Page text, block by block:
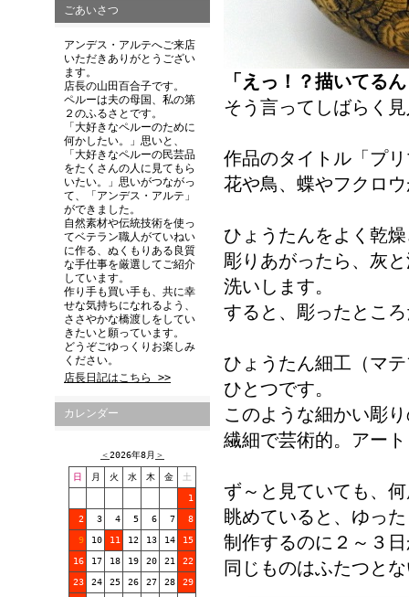
ごあいさつ
アンデス・アルテへご来店
いただきありがとうござい
ます。
店長の山田百合子です。
ペルーは夫の母国、私の第
２のふるさとです。
「大好きなペルーのために
何かしたい。」思いと、
「大好きなペルーの民芸品
をたくさんの人に見てもら
いたい。」思いがつながっ
て、「アンデス・アルテ」
ができました。
自然素材や伝統技術を使っ
てベテラン職人がていねい
に作る、ぬくもりある良質
な手仕事を厳選してご紹介
しています。
作り手も買い手も、共に幸
せな気持ちになれるよう、
ささやかな橋渡しをしてい
きたいと願っています。
どうぞごゆっくりお楽しみ
ください。
店長日記はこちら >>
カレンダー
＜2026年8月 ＞
日 月 火 水 木 金 土
1
2 3 4 5 6 7 8
9 10 11 12 13 14 15
16 17 18 19 20 21 22
23 24 25 26 27 28 29
「えっ！？描いてる
そう言ってしばらく
作品のタイトル「プ
花や鳥、蝶やフクロ
ひょうたんをよく乾
彫りあがったら、灰
洗いします。
すると、彫ったとこ
ひょうたん細工（マ
ひとつです。
このような細かい彫
繊細で芸術的。アー
ず～と見ていても、
眺めていると、ゆっ
制作するのに２～３
同じものはふたつと